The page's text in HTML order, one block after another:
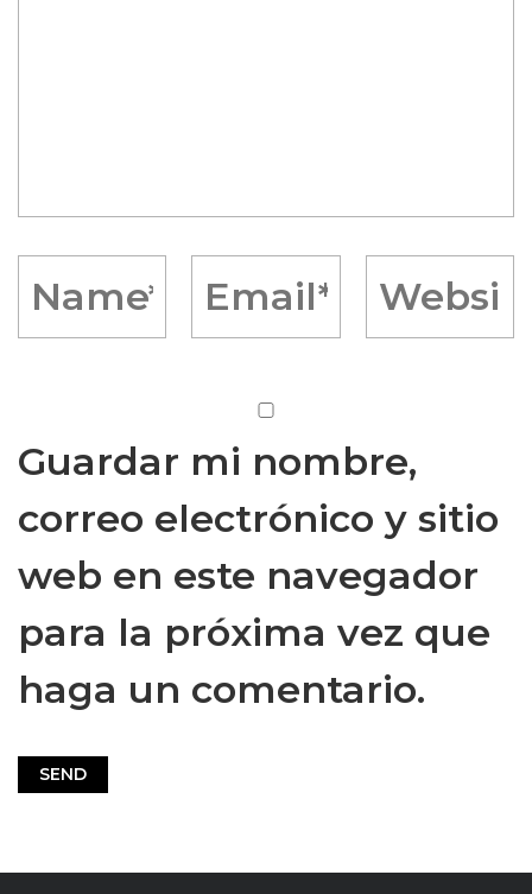
Guardar mi nombre,
correo electrónico y sitio
web en este navegador
para la próxima vez que
haga un comentario.